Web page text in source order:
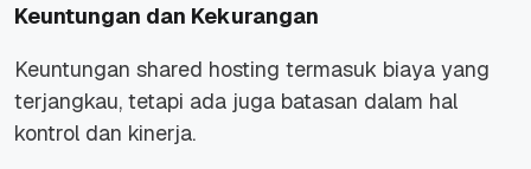
Keuntungan dan Kekurangan
Keuntungan shared hosting termasuk biaya yang
terjangkau, tetapi ada juga batasan dalam hal
kontrol dan kinerja.